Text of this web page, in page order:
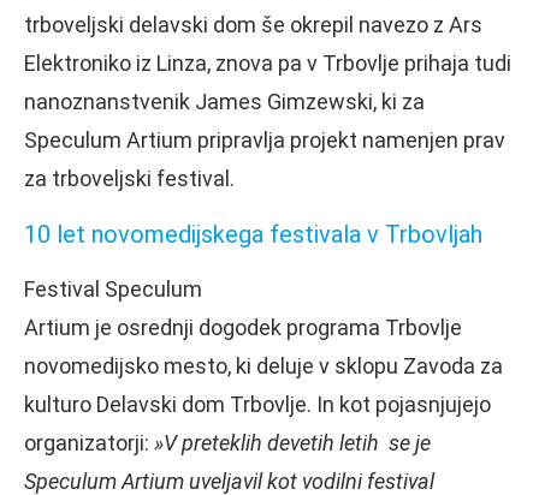
trboveljski delavski dom še okrepil navezo z Ars
Elektroniko iz Linza, znova pa v Trbovlje prihaja tudi
nanoznanstvenik James Gimzewski, ki za
Speculum Artium pripravlja projekt namenjen prav
za trboveljski festival.
10 let novomedijskega festivala v Trbovljah
Festival Speculum
Artium je osrednji dogodek programa Trbovlje
novomedijsko mesto, ki deluje v sklopu Zavoda za
kulturo Delavski dom Trbovlje. In kot pojasnjujejo
organizatorji: »V preteklih devetih letih se je
Speculum Artium uveljavil kot vodilni festival